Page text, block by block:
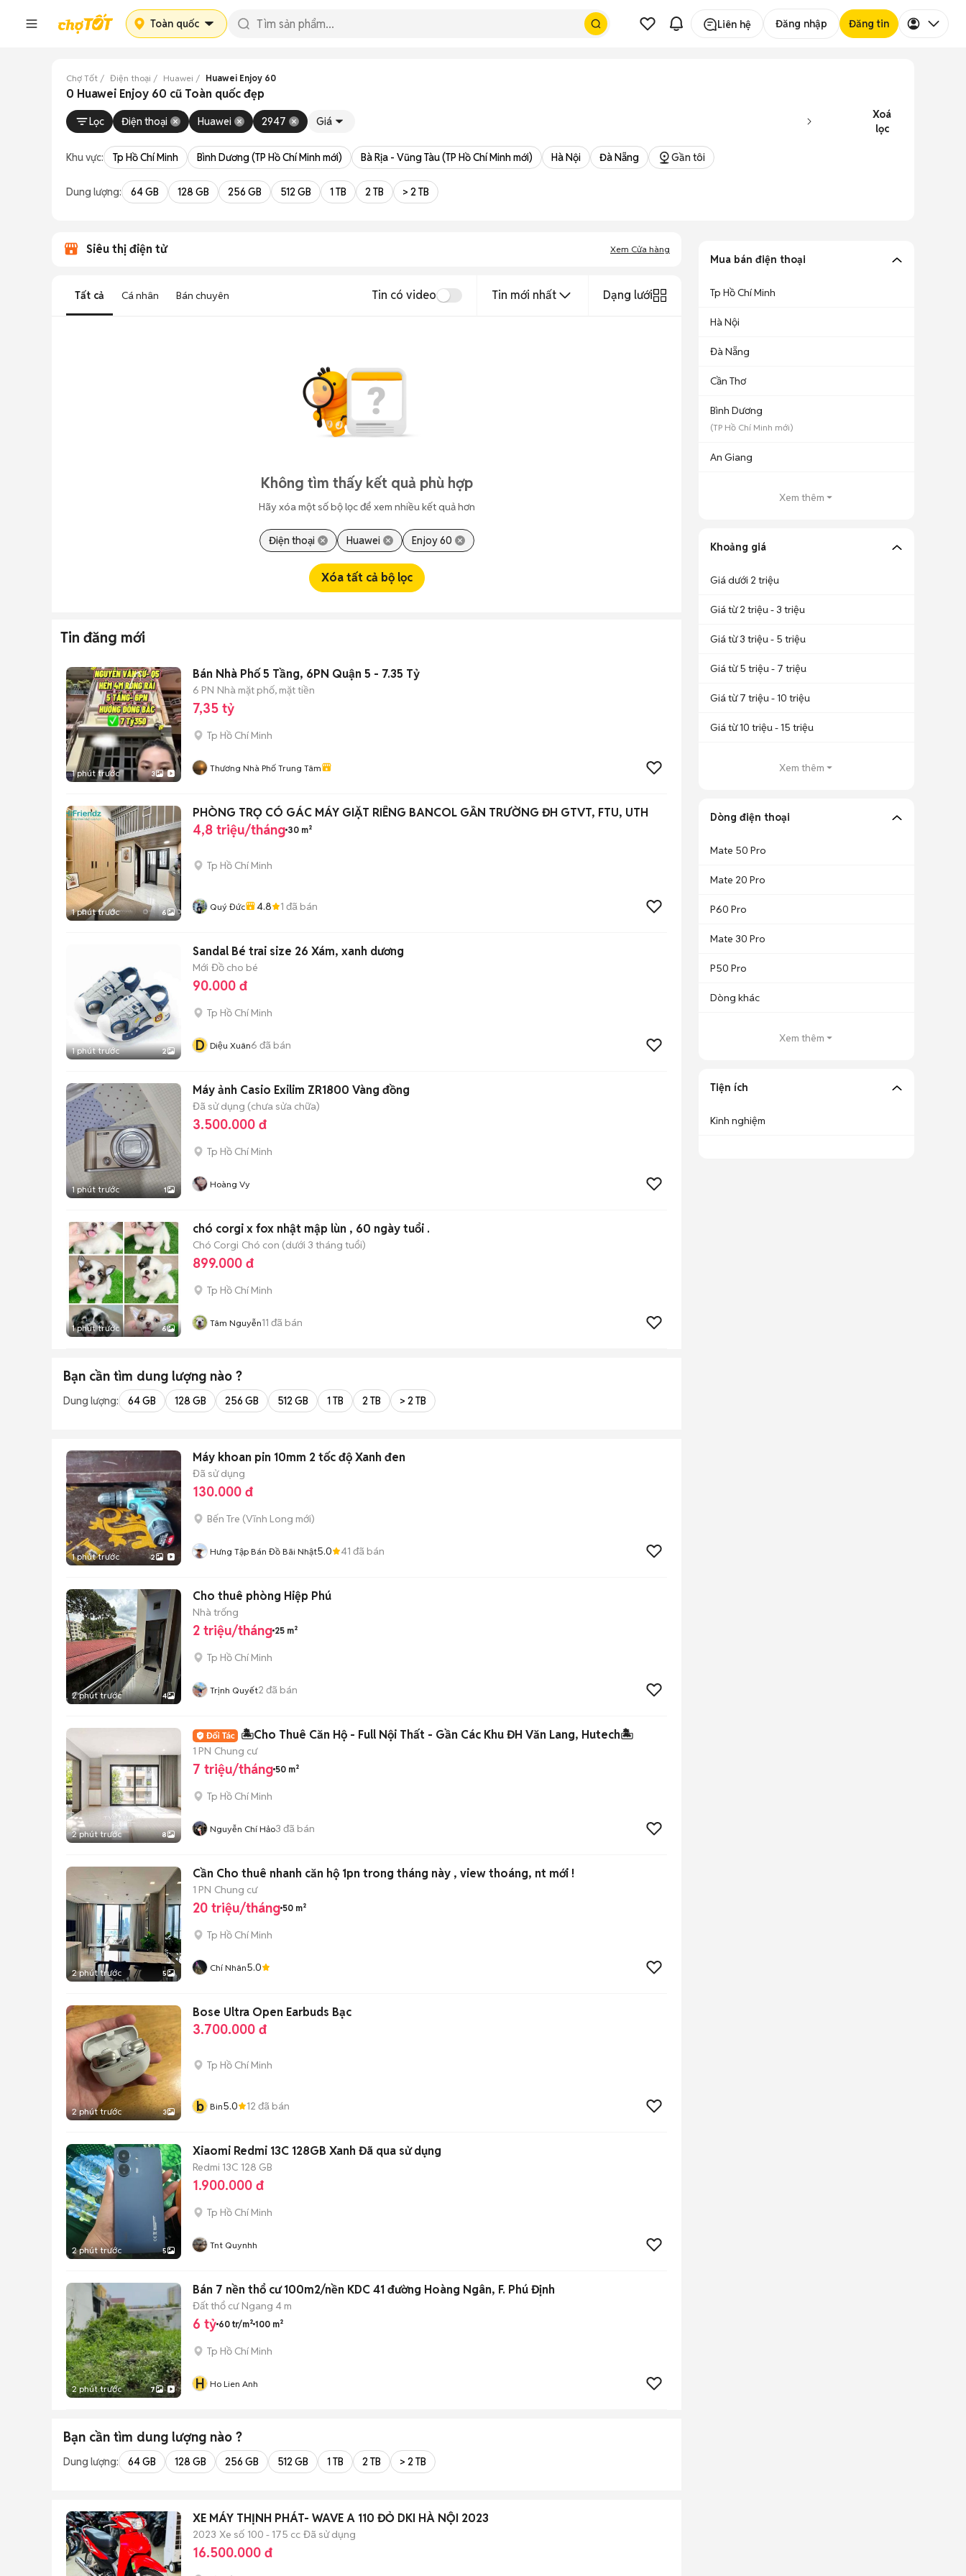
Toàn quốc Liên hệ Đăng nhập Đăng tin
Chợ Tốt Điện thoại Huawei Huawei Enjoy 60
0 Huawei Enjoy 60 cũ Toàn quốc đẹp
Lọc Điện thoại Huawei 2947 Giá
Xoá
lọc
Khu vực: Tp Hồ Chí Minh Bình Dương (TP Hồ Chí Minh mới) Bà Rịa - Vũng Tàu (TP Hồ Chí Minh mới) Hà Nội Đà Nẵng Gần tôi
Dung lượng: 64 GB 128 GB 256 GB 512 GB 1 TB 2 TB > 2 TB
Siêu thị điện tử Xem Cửa hàng
Tất cả Cá nhân Bán chuyên Tin có video Tin mới nhất Dạng lưới
Không tìm thấy kết quả phù hợp
Hãy xóa một số bộ lọc để xem nhiều kết quả hơn
Điện thoại Huawei Enjoy 60
Xóa tất cả bộ lọc
Tin đăng mới
1 phút trước 3
Bán Nhà Phố 5 Tầng, 6PN Quận 5 - 7.35 Tỷ
6 PN Nhà mặt phố, mặt tiền
7,35 tỷ
Tp Hồ Chí Minh
Thương Nhà Phố Trung Tâm
1 phút trước 6
PHÒNG TRỌ CÓ GÁC MÁY GIẶT RIÊNG BANCOL GẦN TRƯỜNG ĐH GTVT, FTU, UTH
4,8 triệu/tháng 30 m²
Tp Hồ Chí Minh
Quý Đức 4.8 1 đã bán
1 phút trước 2
Sandal Bé trai size 26 Xám, xanh dương
Mới Đồ cho bé
90.000 đ
Tp Hồ Chí Minh
D Diệu Xuân6 đã bán
1 phút trước 1
Máy ảnh Casio Exilim ZR1800 Vàng đồng
Đã sử dụng (chưa sửa chữa)
3.500.000 đ
Tp Hồ Chí Minh
Hoàng Vy
1 phút trước 6
chó corgi x fox nhật mập lùn , 60 ngày tuổi .
Chó Corgi Chó con (dưới 3 tháng tuổi)
899.000 đ
Tp Hồ Chí Minh
Tâm Nguyễn11 đã bán
Bạn cần tìm dung lượng nào ?
Dung lượng: 64 GB 128 GB 256 GB 512 GB 1 TB 2 TB > 2 TB
1 phút trước 2
Máy khoan pin 10mm 2 tốc độ Xanh đen
Đã sử dụng
130.000 đ
Bến Tre (Vĩnh Long mới)
Hưng Tập Bán Đồ Bãi Nhật5.0 41 đã bán
2 phút trước 4
Cho thuê phòng Hiệp Phú
Nhà trống
2 triệu/tháng 25 m²
Tp Hồ Chí Minh
Trịnh Quyết2 đã bán
2 phút trước 8
🏝️Cho Thuê Căn Hộ - Full Nội Thất - Gần Các Khu ĐH Văn Lang, Hutech🏝️
1 PN Chung cư
7 triệu/tháng 50 m²
Tp Hồ Chí Minh
Nguyễn Chí Hảo3 đã bán
2 phút trước 5
Cần Cho thuê nhanh căn hộ 1pn trong tháng này , view thoáng, nt mới !
1 PN Chung cư
20 triệu/tháng 50 m²
Tp Hồ Chí Minh
Chí Nhân5.0
2 phút trước 3
Bose Ultra Open Earbuds Bạc
3.700.000 đ
Tp Hồ Chí Minh
b Bin5.0 12 đã bán
2 phút trước 5
Xiaomi Redmi 13C 128GB Xanh Đã qua sử dụng
Redmi 13C 128 GB
1.900.000 đ
Tp Hồ Chí Minh
Tnt Quynhh
2 phút trước 7
Bán 7 nền thổ cư 100m2/nền KDC 41 đường Hoàng Ngân, F. Phú Định
Đất thổ cư Ngang 4 m
6 tỷ 60 tr/m² 100 m²
Tp Hồ Chí Minh
H Ho Lien Anh
Bạn cần tìm dung lượng nào ?
Dung lượng: 64 GB 128 GB 256 GB 512 GB 1 TB 2 TB > 2 TB
XE MÁY THỊNH PHÁT- WAVE A 110 ĐỎ DKI HÀ NỘI 2023
2023 Xe số 100 - 175 cc Đã sử dụng
16.500.000 đ
Mua bán điện thoại
Tp Hồ Chí Minh
Hà Nội
Đà Nẵng
Cần Thơ
Bình Dương
(TP Hồ Chí Minh mới)
An Giang
Xem thêm
Khoảng giá
Giá dưới 2 triệu
Giá từ 2 triệu - 3 triệu
Giá từ 3 triệu - 5 triệu
Giá từ 5 triệu - 7 triệu
Giá từ 7 triệu - 10 triệu
Giá từ 10 triệu - 15 triệu
Xem thêm
Dòng điện thoại
Mate 50 Pro
Mate 20 Pro
P60 Pro
Mate 30 Pro
P50 Pro
Dòng khác
Xem thêm
Tiện ích
Kinh nghiệm